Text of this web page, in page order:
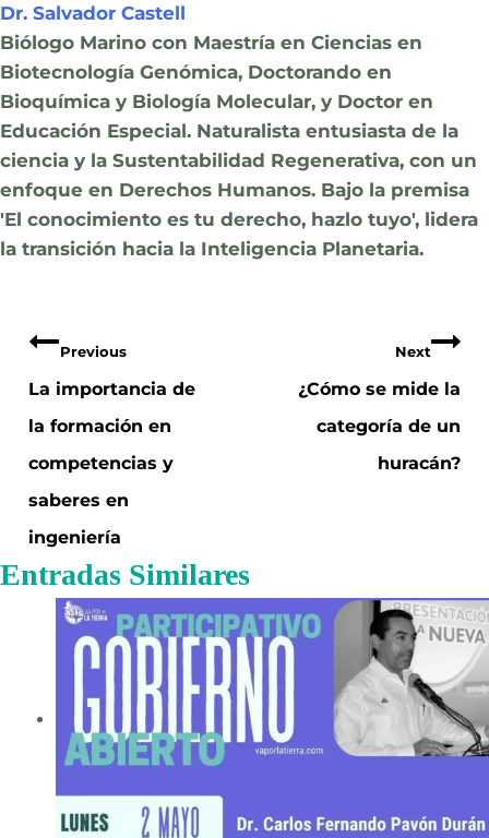
Dr. Salvador Castell
Biólogo Marino con Maestría en Ciencias en
Biotecnología Genómica, Doctorando en
Bioquímica y Biología Molecular, y Doctor en
Educación Especial. Naturalista entusiasta de la
ciencia y la Sustentabilidad Regenerativa, con un
enfoque en Derechos Humanos. Bajo la premisa
'El conocimiento es tu derecho, hazlo tuyo', lidera
la transición hacia la Inteligencia Planetaria.
Navegación
entradas
Previous
La importancia de
la formación en
competencias y
saberes en
ingeniería
Next
¿Cómo se mide la
categoría de un
huracán?
Entradas Similares